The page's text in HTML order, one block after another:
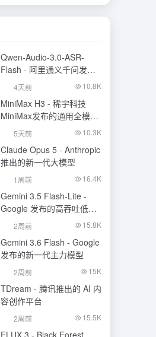
Qwen-Audio-3.0-ASR-
Flash - 阿里通义千问发布
的语音识别大模型
4天前 10.8K
MiniMax H3 - 稀宇科技
MiniMax发布的通用全模态
生成模型
5天前 10.3K
Claude Opus 5 - Anthropic
推出的新一代大模型
1周前 16.4K
Gemini 3.5 Flash-Lite -
Google 发布的高吞吐低成
本模型
2周前 15.8K
Gemini 3.6 Flash - Google
发布的新一代主力模型
2周前 15K
TDream - 腾讯推出的 AI 内
容创作平台
2周前 15.5K
FLUX 3 - Black Forest